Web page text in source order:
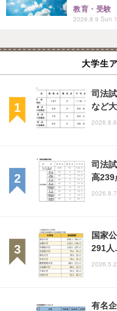
教育・受験
2026.8.9 Sun
大学生
司法
など
司法
高239
国家
291人
有名